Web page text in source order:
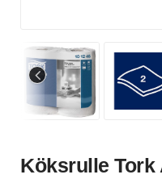
Köksrulle Tork